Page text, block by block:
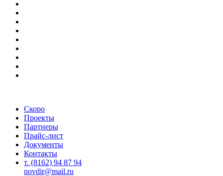
Скоро
Проекты
Партнеры
Прайс-лист
Документы
Контакты
т. (8162) 94 87 94
novdir@mail.ru